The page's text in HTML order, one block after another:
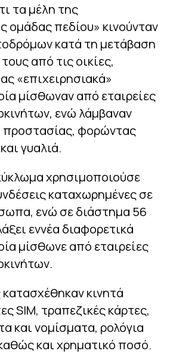
τα μέλη της
ομάδας πεδίου» κινούνταν
κατά τη μετάβαση
από τις οικίες,
«επιχειρησιακά»
μίσθωναν από εταιρείες
ενώ λάμβαναν
προστασίας, φορώντας
γυαλιά.
χρησιμοποιούσε
καταχωρημένες σε
ενώ σε διάστημα 56
εννέα διαφορετικά
μίσθωνε από εταιρείες
κινητά
SIM, τραπεζικές κάρτες,
και νομίσματα, ρολόγια
και χρηματικό ποσό.